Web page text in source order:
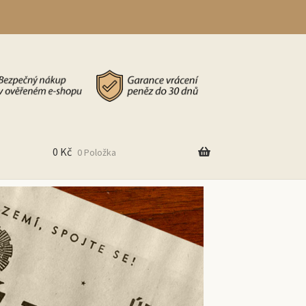
0 Kč 0 Položka